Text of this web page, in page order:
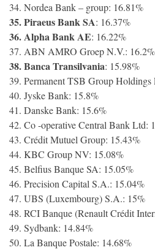
34. Nordea Bank – group: 16.81%
35. Piraeus Bank SA: 16.37%
36. Alpha Bank AE: 16.22%
37. ABN AMRO Groep N.V.: 16.2%
38. Banca Transilvania: 15.98%
39. Permanent TSB Group Holdings
40. Jyske Bank: 15.8%
41. Danske Bank: 15.6%
42. Co -operative Central Bank Ltd:
43. Crédit Mutuel Group: 15.43%
44. KBC Group NV: 15.08%
45. Belfius Banque SA: 15.05%
46. Precision Capital S.A.: 15.04%
47. UBS (Luxembourg) S.A.: 15%
48. RCI Banque (Renault Crédit
49. Sydbank: 14.84%
50. La Banque Postale: 14.68%